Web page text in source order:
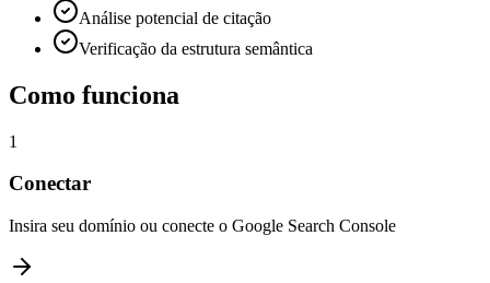
Análise potencial de citação
Verificação da estrutura semântica
Como funciona
1
Conectar
Insira seu domínio ou conecte o Google Search Console